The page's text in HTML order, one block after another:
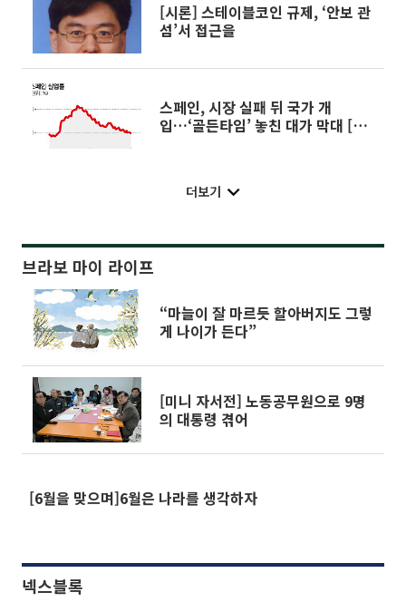
[시론] 스테이블코인 규제, ‘안보 관
섬’서 접근을
스페인, 시장 실패 뒤 국가 개
입…‘골든타임’ 놓친 대가 막대 [해
더보기
브라보 마이 라이프
“마늘이 잘 마르듯 할아버지도 그렇
게 나이가 든다”
[미니 자서전] 노동공무원으로 9명
의 대통령 겪어
[6월을 맞으며]6월은 나라를 생각하자
넥스블록